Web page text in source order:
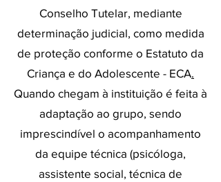
Conselho Tutelar, mediante
determinação judicial, como medida
de proteção conforme o Estatuto da
Criança e do Adolescente - ECA.
Quando chegam à instituição é feita à
adaptação ao grupo, sendo
imprescindível o acompanhamento
da equipe técnica (psicóloga,
assistente social, técnica de